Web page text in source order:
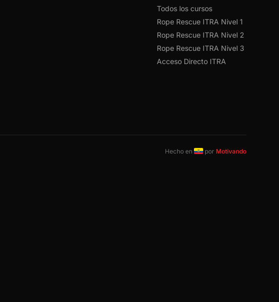
Todos los cursos
Rope Rescue ITRA Nivel 1
Rope Rescue ITRA Nivel 2
Rope Rescue ITRA Nivel 3
Acceso Directo ITRA
Hecho en por Motivando